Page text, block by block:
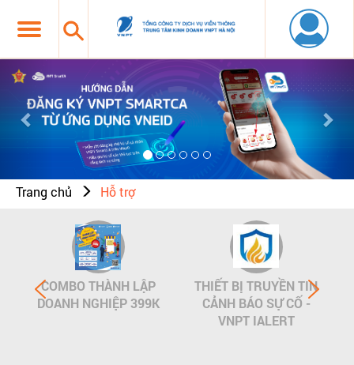
Previous
Trang chủ Hỗ trợ
COMBO THÀNH LẬP
DOANH NGHIỆP 399K
THIẾT BỊ TRUYỀN TIN
CẢNH BÁO SỰ CỐ -
VNPT IALERT